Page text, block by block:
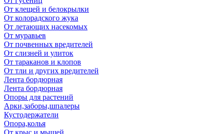
От клещей и белокрылки
От колорадского жука
От летающих насекомых
От муравьев
От почвенных вредителей
От слизней и улиток
От тараканов и клопов
От тли и других вредителей
Лента бордюрная
Лента бордюрная
Опоры для растений
Арки,заборы,шпалеры
Кустодержатели
Опора,колья
От крыс и мышей